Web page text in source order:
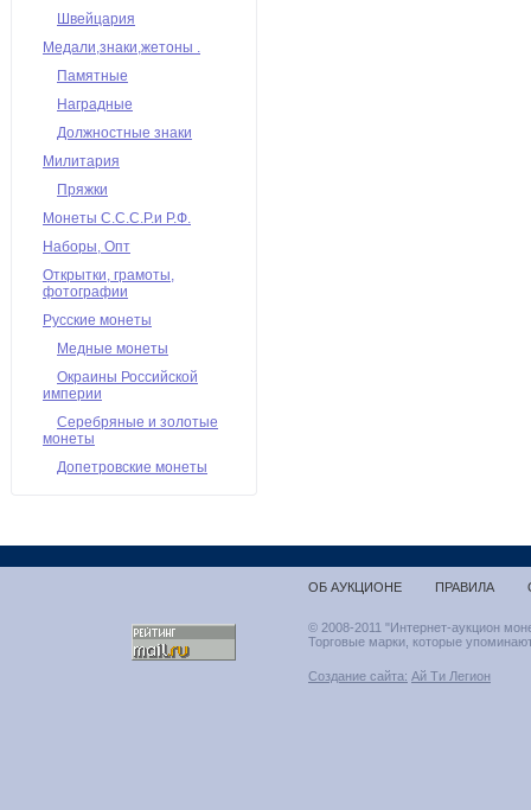
Швейцария
Медали,знаки,жетоны .
Памятные
Наградные
Должностные знаки
Милитария
Пряжки
Монеты С.С.С.Р.и Р.Ф.
Наборы, Опт
Открытки, грамоты,
фотографии
Русские монеты
Медные монеты
Окраины Российской
империи
Серебряные и золотые
монеты
Допетровские монеты
ОБ АУКЦИОНЕ ПРАВИЛА
© 2008-2011 "Интернет-аукцион
Торговые марки, которые
Создание сайта: Ай Ти Легион